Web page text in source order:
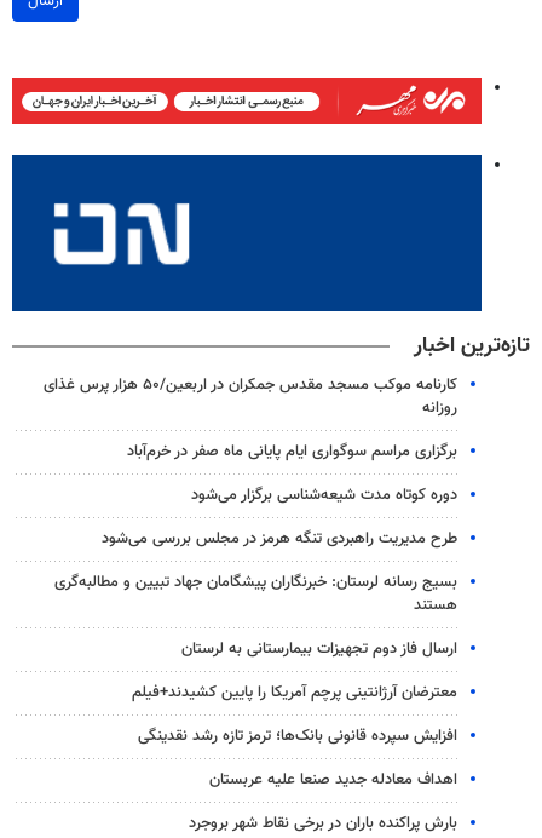
تازه‌ترین اخبار
کارنامه موکب مسجد مقدس جمکران در اربعین/۵۰ هزار پرس غذای
روزانه
برگزاری مراسم سوگواری ایام پایانی ماه صفر در خرم‌آباد
دوره کوتاه مدت شیعه‌شناسی برگزار می‌شود
طرح مدیریت راهبردی تنگه هرمز در مجلس بررسی می‌شود
بسیج رسانه لرستان: خبرنگاران پیشگامان جهاد تبیین و مطالبه‌گری
هستند
ارسال فاز دوم تجهیزات بیمارستانی به لرستان
معترضان آرژانتینی پرچم آمریکا را پایین کشیدند+فیلم
افزایش سپرده قانونی بانک‌ها؛ ترمز تازه رشد نقدینگی
اهداف معادله جدید صنعا علیه عربستان
بارش پراکنده باران در برخی نقاط شهر بروجرد